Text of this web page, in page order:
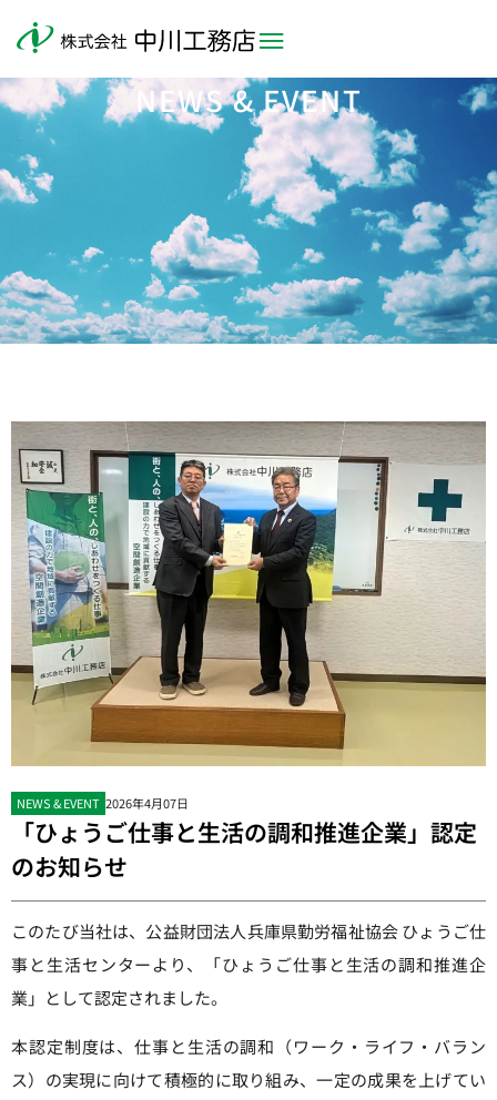
NEWS & EVENT
NEWS & EVENT 2026年4月07日
「ひょうご仕事と生活の調和推進企業」認定
のお知らせ
このたび当社は、公益財団法人兵庫県勤労福祉協会 ひょうご仕
事と生活センターより、「ひょうご仕事と生活の調和推進企
業」として認定されました。
本認定制度は、仕事と生活の調和（ワーク・ライフ・バラン
ス）の実現に向けて積極的に取り組み、一定の成果を上げてい